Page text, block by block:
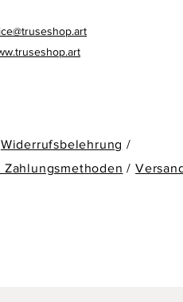
Widerrufsbelehrung /
Zahlungsmethoden /